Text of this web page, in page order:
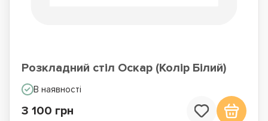
Розкладний стіл Оскар (Колір Білий)
В наявності
3 100 грн